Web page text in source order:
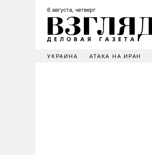
6 августа, четверг
УКРАИНА АТАКА НА ИРАН